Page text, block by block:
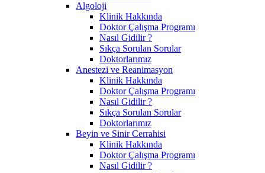
Algoloji
Klinik Hakkında
Doktor Çalışma Programı
Nasıl Gidilir ?
Sıkça Sorulan Sorular
Doktorlarımız
Anestezi ve Reanimasyon
Klinik Hakkında
Doktor Çalışma Programı
Nasıl Gidilir ?
Sıkça Sorulan Sorular
Doktorlarımız
Beyin ve Sinir Cerrahisi
Klinik Hakkında
Doktor Çalışma Programı
Nasıl Gidilir ?